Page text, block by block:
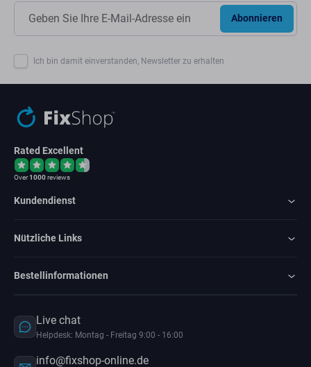
Abonnieren
Ich bin damit einverstanden, Newsletter zu erhalten
Rated Excellent
Over1000reviews
Kundendienst
Nützliche Links
Bestellinformationen
Live chat
Helpdesk: Montag - Freitag 9:00 - 16:00
info@fixshop-online.de